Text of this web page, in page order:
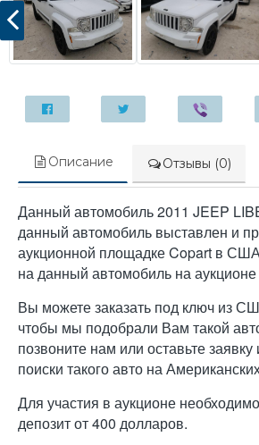
Описание Отзывы (0)
Данный автомобиль 2011 JEEP
данный автомобиль выставлен и
аукционной площадке Copart в
на данный автомобиль на
Вы можете заказать под ключ из
чтобы мы подобрали Вам такой
позвоните нам или оставьте
поиски такого авто на
Для участия в аукционе
депозит от 400 долларов.